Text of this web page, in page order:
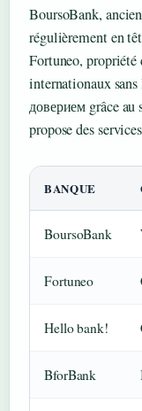
BoursoBank,
régulièrement en
Fortuneo,
internationaux
доверием grâce
propose des
BANQUE
BoursoBank
Fortuneo
Hello bank!
BforBank